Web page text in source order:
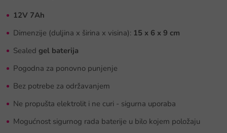
12V 7Ah
Dimenzije (duljina x širina x visina): 15 x 6 x 9 cm
Sealed gel baterija
Pogodna za ponovno punjenje
Bez potrebe za održavanjem
Ne propušta elektrolit i ne curi - sigurna uporaba
Mogućnost sigurnog rada baterije u bilo kojem položaju